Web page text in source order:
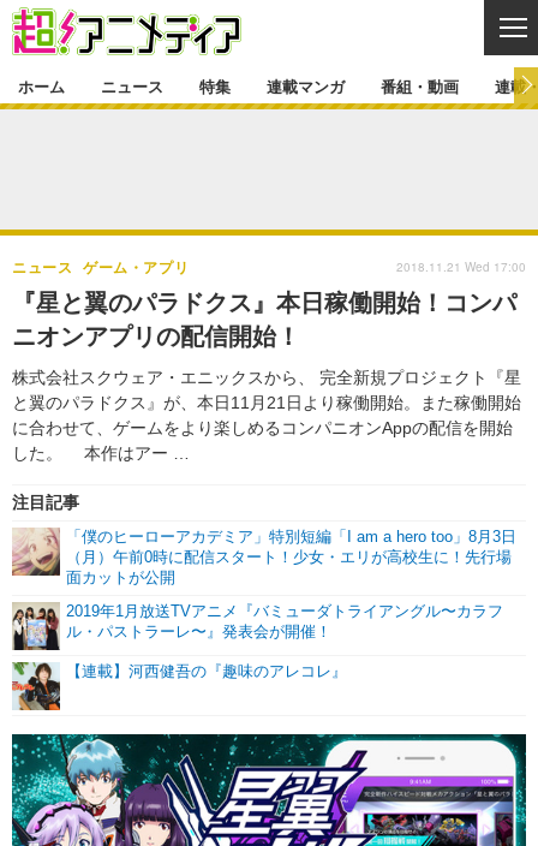
ゲーム・アプリ マンガ
グッズ
声優 コスプレ
舞台 新帝スタ
特集一覧 カバー
ラキりす
連載マンガ
連載マンガ一覧 連載一覧
番組・動画
番組・動画一覧
動画
連載・ブログ
連載・ブログ一覧 コラム
編集部ブログ・お知らせ
ホーム ニュース 特集 連載マンガ 番組・動画 連載
『星と翼のパラドクス』本日稼働開始！コンパ
ニオンアプリの配信開始！
株式会社スクウェア・エニックスから、 完全新規プロジェクト『星
と翼のパラドクス』が、本日11月21日より稼働開始。また稼働開始
に合わせて、ゲームをより楽しめるコンパニオンAppの配信を開始
した。 本作はアー …
ニュース ゲーム・アプリ
注目記事
「僕のヒーローアカデミア」特別短編「I am a hero too」8月3日
（月）午前0時に配信スタート！少女・エリが高校生に！先行場
面カットが公開
2019年1月放送TVアニメ『バミューダトライアングル〜カラフ
ル・パストラーレ〜』発表会が開催！
【連載】河西健吾の『趣味のアレコレ』
2018.11.21 Wed 17:00